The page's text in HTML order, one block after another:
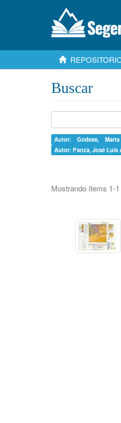
Buscar
Autor: Godeas,
Autor: Panza, José Luis
Mostrando ítems 1-1